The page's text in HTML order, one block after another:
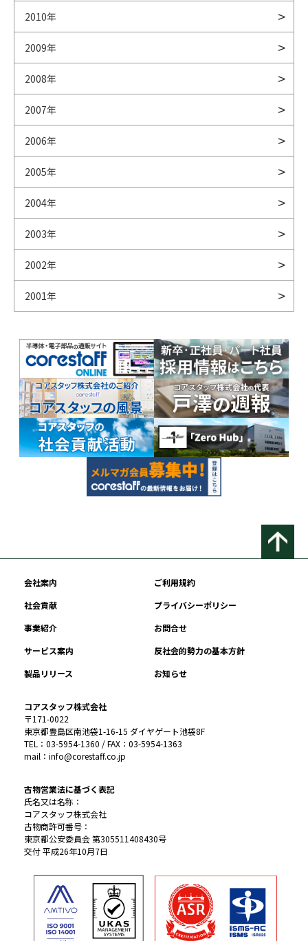
2010年
2009年
2008年
2007年
2006年
2005年
2004年
2003年
2002年
2001年
会社案内
ご利用規約
社会貢献
プライバシーポリシー
事業紹介
お問合せ
サービス案内
反社会的勢力の基本方針
製品リリース
お知らせ
コアスタッフ株式会社
〒171-0022
東京都豊島区南池袋1-16-15 ダイヤゲート池袋8F
TEL：03-5954-1360 / FAX：03-5954-1363
mail：info@corestaff.co.jp
古物営業法に基づく表記
氏名又は名称：
コアスタッフ株式会社
古物商許可番号：
東京都公安委員会 第305511408430号
交付 平成26年10月7日